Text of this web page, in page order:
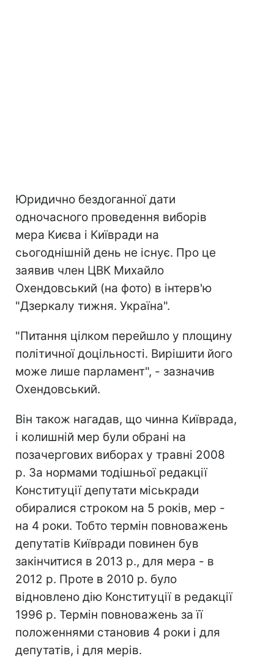
Юридично бездоганної дати
одночасного проведення виборів
мера Києва і Київради на
сьогоднішній день не існує. Про це
заявив член ЦВК Михайло
Охендовський (на фото) в інтерв'ю
"Дзеркалу тижня. Україна".
"Питання цілком перейшло у площину
політичної доцільності. Вирішити його
може лише парламент", - зазначив
Охендовський.
Він також нагадав, що чинна Київрада,
і колишній мер були обрані на
позачергових виборах у травні 2008
р. За нормами тодішньої редакції
Конституції депутати міськради
обиралися строком на 5 років, мер -
на 4 роки. Тобто термін повноважень
депутатів Київради повинен був
закінчитися в 2013 р., для мера - в
2012 р. Проте в 2010 р. було
відновлено дію Конституції в редакції
1996 р. Термін повноважень за її
положеннями становив 4 роки і для
депутатів, і для мерів.